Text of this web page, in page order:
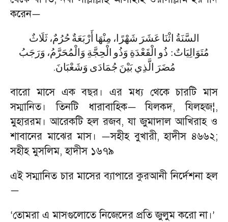
করেন—
السَّنَةُ اثْنَا عَشَرَ شَهْرًا، مِنْهَا أَرْبَعَةٌ حُرُمٌ، ثَلَاثٌ
مُتَوَالِيَاتٌ: ذُو الْقَعْدَةِ وَذُو الْحِجَّةِ وَالْمُحَرَّمُ، وَرَجَبُ
مُضَرَ
الَّذِي بَيْنَ جُمَادَى وَشَعْبَانَ.
বারো মাসে এক বছর। এর মধ্য থেকে চারটি মাস
সম্মানিত। তিনটি ধারাবাহিক— যিলকদ,যিলহজ¦,
মুহাররম। আরেকটি হল রজব,যা জুমাদাল আখিরাহ ও
শাবানের মাঝের মাস।
—সহীহ বুখারী,হাদীস ৪৬৬২;
সহীহ মুসলিম,হাদীস ১৬৭৯
এই সম্মানিত চার মাসের ব্যাপারে কুরআনী নির্দেশনা হল
—
‘তোমরা এ মাসগুলোতে নিজেদের প্রতি জুলুম করো না।’